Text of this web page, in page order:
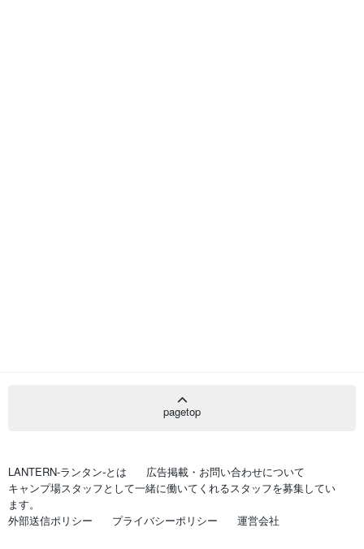
pagetop
LANTERN-ランタン-とは
広告掲載・お問い合わせについて
キャンプ場スタッフとして一緒に働いてくれるスタッフを募集してい
ます。
外部送信ポリシー
プライバシーポリシー 運営会社